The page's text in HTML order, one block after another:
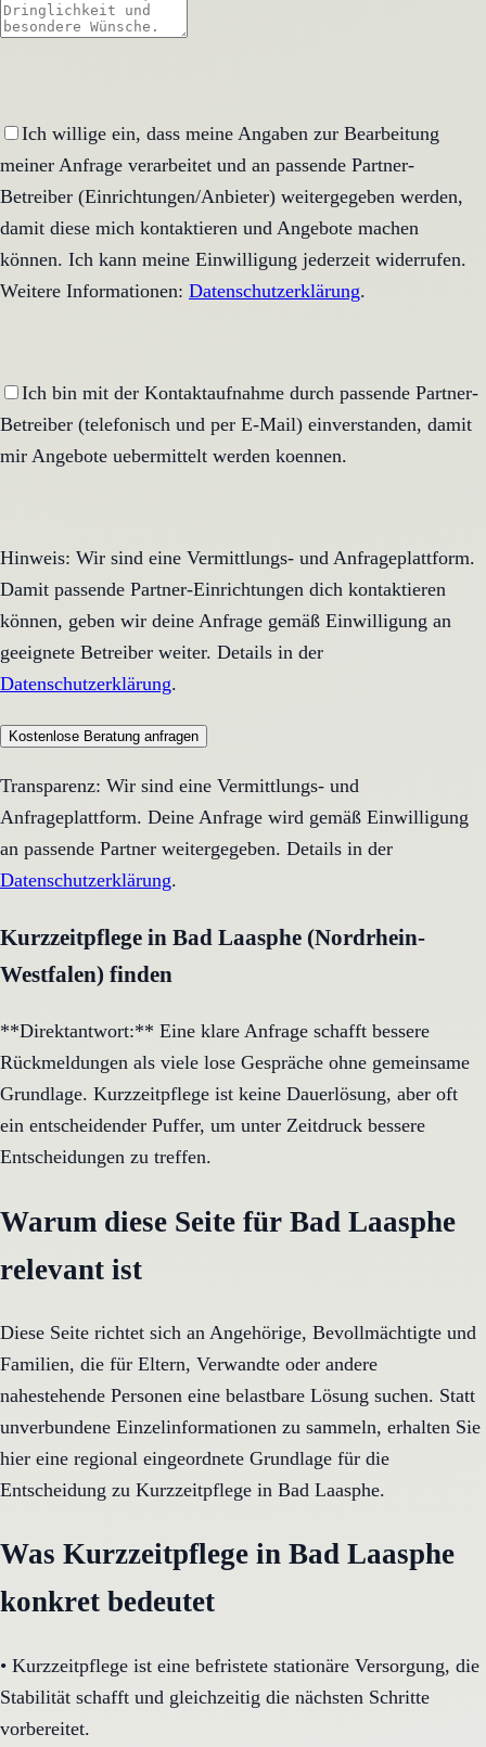
Ich willige ein, dass meine Angaben zur Bearbeitung
meiner Anfrage verarbeitet und an passende Partner-
Betreiber (Einrichtungen/Anbieter) weitergegeben werden,
damit diese mich kontaktieren und Angebote machen
können. Ich kann meine Einwilligung jederzeit widerrufen.
Weitere Informationen: Datenschutzerklärung.
Ich bin mit der Kontaktaufnahme durch passende Partner-
Betreiber (telefonisch und per E-Mail) einverstanden, damit
mir Angebote uebermittelt werden koennen.
Hinweis: Wir sind eine Vermittlungs- und Anfrageplattform.
Damit passende Partner-Einrichtungen dich kontaktieren
können, geben wir deine Anfrage gemäß Einwilligung an
geeignete Betreiber weiter. Details in der
Datenschutzerklärung.
Kostenlose Beratung anfragen
Transparenz: Wir sind eine Vermittlungs- und
Anfrageplattform. Deine Anfrage wird gemäß Einwilligung
an passende Partner weitergegeben. Details in der
Datenschutzerklärung.
Kurzzeitpflege in Bad Laasphe (Nordrhein-
Westfalen) finden
**Direktantwort:** Eine klare Anfrage schafft bessere
Rückmeldungen als viele lose Gespräche ohne gemeinsame
Grundlage. Kurzzeitpflege ist keine Dauerlösung, aber oft
ein entscheidender Puffer, um unter Zeitdruck bessere
Entscheidungen zu treffen.
Warum diese Seite für Bad Laasphe
relevant ist
Diese Seite richtet sich an Angehörige, Bevollmächtigte und
Familien, die für Eltern, Verwandte oder andere
nahestehende Personen eine belastbare Lösung suchen. Statt
unverbundene Einzelinformationen zu sammeln, erhalten Sie
hier eine regional eingeordnete Grundlage für die
Entscheidung zu Kurzzeitpflege in Bad Laasphe.
Was Kurzzeitpflege in Bad Laasphe
konkret bedeutet
• Kurzzeitpflege ist eine befristete stationäre Versorgung, die
Stabilität schafft und gleichzeitig die nächsten Schritte
vorbereitet.